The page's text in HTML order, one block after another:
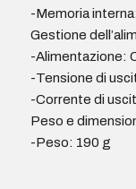
-Memoria
Gestione
-Alimentazione:
-Tensione di
-Corrente di
Peso e
-Peso: 190 g